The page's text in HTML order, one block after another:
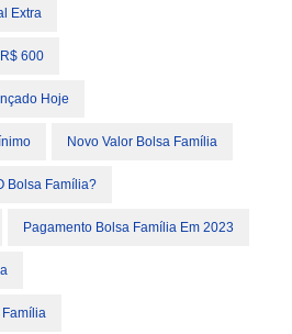
Extra
600
Hoje
Novo Valor Bolsa Família
Bolsa Família?
Pagamento Bolsa Família Em 2023
Família